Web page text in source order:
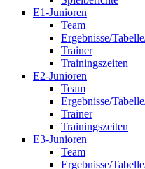
E1-Junioren
Team
Ergebnisse/
Trainer
Trainingszeiten
E2-Junioren
Team
Ergebnisse/
Trainer
Trainingszeiten
E3-Junioren
Team
Ergebnisse/